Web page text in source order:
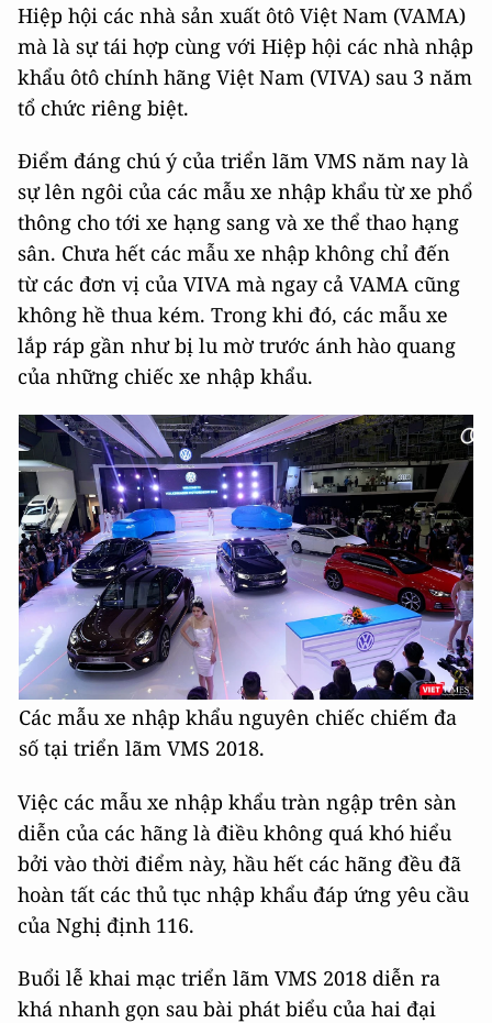
Hiệp hội các nhà sản xuất ôtô Việt Nam (VAMA)
mà là sự tái hợp cùng với Hiệp hội các nhà nhập
khẩu ôtô chính hãng Việt Nam (VIVA) sau 3 năm
tổ chức riêng biệt.
Điểm đáng chú ý của triển lãm VMS năm nay là
sự lên ngôi của các mẫu xe nhập khẩu từ xe phổ
thông cho tới xe hạng sang và xe thể thao hạng
sân. Chưa hết các mẫu xe nhập không chỉ đến
từ các đơn vị của VIVA mà ngay cả VAMA cũng
không hề thua kém. Trong khi đó, các mẫu xe
lắp ráp gần như bị lu mờ trước ánh hào quang
của những chiếc xe nhập khẩu.
Các mẫu xe nhập khẩu nguyên chiếc chiếm đa
số tại triển lãm VMS 2018.
Việc các mẫu xe nhập khẩu tràn ngập trên sàn
diễn của các hãng là điều không quá khó hiểu
bởi vào thời điểm này, hầu hết các hãng đều đã
hoàn tất các thủ tục nhập khẩu đáp ứng yêu cầu
của Nghị định 116.
Buổi lễ khai mạc triển lãm VMS 2018 diễn ra
khá nhanh gọn sau bài phát biểu của hai đại